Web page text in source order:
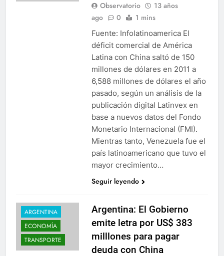
Observatorio
13 años
ago
0 1 mins
Fuente: Infolatinoamerica El
déficit comercial de América
Latina con China saltó de 150
millones de dólares en 2011 a
6,588 millones de dólares el año
pasado, según un análisis de la
publicación digital Latinvex en
base a nuevos datos del Fondo
Monetario Internacional (FMI).
Mientras tanto, Venezuela fue el
país latinoamericano que tuvo el
mayor crecimiento…
Seguir leyendo
ARGENTINA
ECONOMÍA
TRANSPORTE
Argentina: El Gobierno
emite letra por US$ 383
milllones para pagar
deuda con China